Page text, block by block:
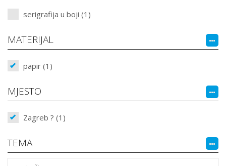
serigrafija u boji (1)
MATERIJAL
papir (1)
MJESTO
Zagreb ? (1)
TEMA